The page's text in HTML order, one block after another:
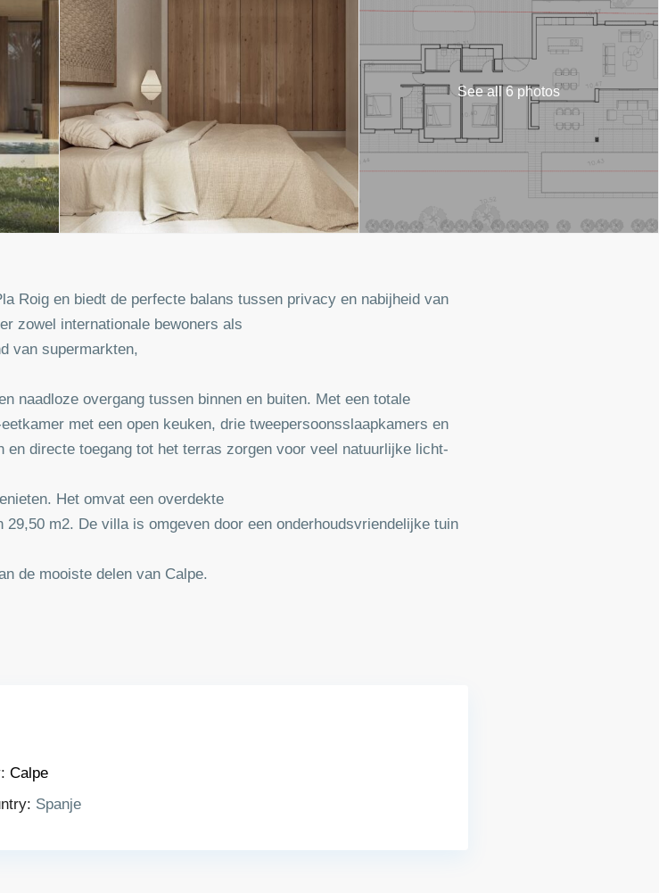
See all 6 photos
Roig en biedt de perfecte balans tussen privacy en nabijheid van
zowel internationale bewoners als
van supermarkten,
naadloze overgang tussen binnen en buiten. Met een totale
met een open keuken, drie tweepersoonsslaapkamers en
directe toegang tot het terras zorgen voor veel natuurlijke licht-
Het omvat een overdekte
m2. De villa is omgeven door een onderhoudsvriendelijke tuin
de mooiste delen van Calpe.
Calpe
Spanje